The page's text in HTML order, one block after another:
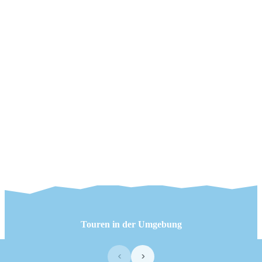
Touren in der Umgebung
‹ ›